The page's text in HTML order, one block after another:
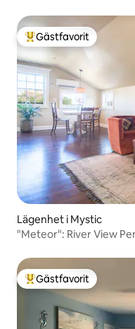
Populär gästfavorit
Gästfavorit
Lägenhet i Mystic
"Meteor": River View
Populär gästfavorit
Gästfavorit